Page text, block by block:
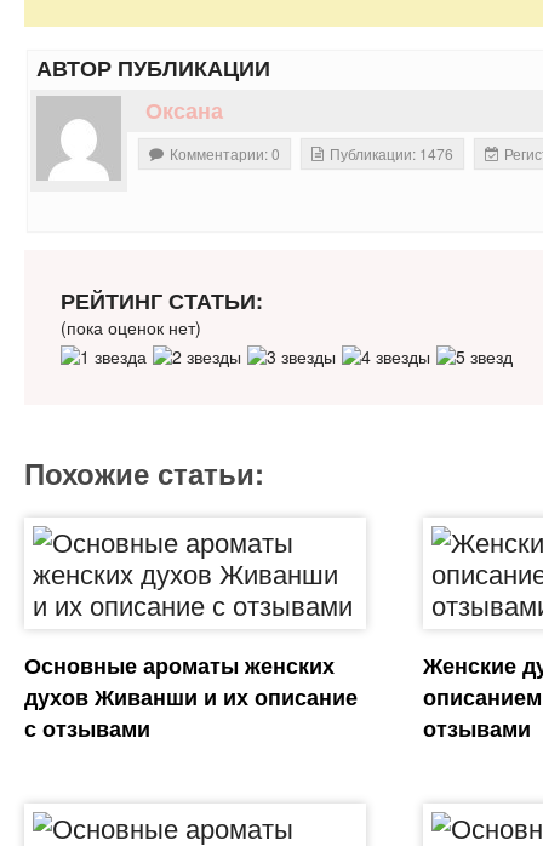
АВТОР ПУБЛИКАЦИИ
Оксана
Комментарии: 0 Публикации: 1476
РЕЙТИНГ СТАТЬИ:
(пока оценок нет)
Похожие статьи:
Основные ароматы женских
духов Живанши и их описание
с отзывами
Женские
отзывами